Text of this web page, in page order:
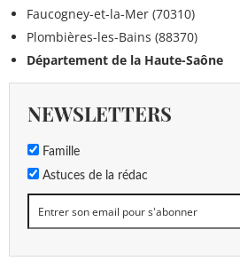
Faucogney-et-la-Mer (70310)
Plombières-les-Bains (88370)
Département de la Haute-Saône
NEWSLETTERS
Famille
Astuces de la rédac